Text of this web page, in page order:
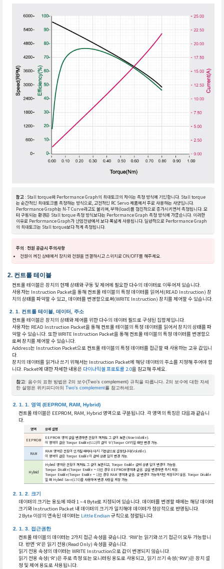
참고 : Stall torque와 Performance Graph의 최대토크의 차이는 측정 방식에 기인합니다. Stall torque
는 순간적인 최대토크를 측정하는 방식으로, 고전적인 RC Servo 제품에서 주로 사용하는 사양입니다.
Performance Graph는 N-T Curve라고도 불리며, 부하(load)를 점진적으로 증가시키면서 측정됩니다. 모
터 구동되는 환경은 Stall torque 측정 방식보다는 Performance Graph 측정 방식에 가깝습니다. 이러한
이유로 Performance Graph가 산업전반에서 보다 폭넓게 사용됩니다. 일반적으로 Performance Graph
의 최대토크는 Stall torque보다 적게 측정됩니다.
주의 :전원 공급시 주의사항
전원이 꺼진 상태에서 장치와 전원을 연결하시고 스위치로 ON/OFF를 해주세요.
컨트롤 테이블
컨트롤 테이블은 장치의 현재 상태와 구동 및 제어에 필요한 다수의 데이터로 이루어져 있습니다.
사용자는 Instruction Packet을 통해 컨트롤 테이블의 특정 데이터를 읽어서(READ Instruction) 장
치의 상태를 파악할 수 있고, 데이터를 변경함으로써(WRITE Instruction) 장치를 제어할 수 있습니다.
컨트롤 테이블, 데이터, 주소
컨트롤 테이블은 장치의 상태와 제어를 위한 다수의 데이터 필드로 구성된 집합체입니다.
사용자는 READ Instruction Packet을 통해 컨트롤 테이블의 특정 데이터를 읽어서 장치의 상태를 파
악할 수 있습니다. 또한 WRITE Instruction Packet을 통해 컨트롤 테이블의 특정 데이터를 변경함으
로써 장치를 제어할 수 있습니다.
Address는 Instruction Packet으로 컨트롤 테이블의 특정 데이터를 접근할 때 사용하는 고유 값입니
다.
장치의 데이터를 읽거나 쓰기 위해서는 Instruction Packet에 해당 데이터의 주소를 지정해 주어야 합
니다. Packet에 대한 자세한 내용은 다이나믹셀 프로토콜 2.0을 참고해 주세요.
참고: 음수의 표현 방법은 2의 보수(Two’s complement) 규칙을 따릅니다. 2의 보수에 대한 자세
한 설명은 위키피디아의 Two’s complement를 참고하세요.
영역 (EEPROM, RAM, Hybrid)
컨트롤 테이블은 EEPROM, RAM, Hybrid 영역으로 구분됩니다. 각 영역의 특징은 다음과 같습니
다.
영역 상세 설명
EEPROM
EEPROM 영역 값을 변경하면 전원이 꺼져도 그 값이 보존 (Non-Volatile).
이 영역의 값은 Torque Enable(512)의 값이 ‘0’(Torque OFF)일 때만 변경 가능.
RAM
RAM 영역은 전원이 인가될 때마다 다시 기본값으로 설정됩니다(Volatile).
이 영역의 값은 Torque Enable의 값에 상관 없이 변경 가능.
Hybrid
Hybrid 영역은 전원이 꺼져도 그 값이 보존되고, Torque Enable 값에 상관 없이 변경이 가능함.
Torque Disable(Torque Enable = 0)인 경우 EEPROM영역과 같음. 값을 변경하면 즉시 저장.
Torque Enable(Torque Enable = 1)인 경우 RAM 영역과 같음. 값 변경이 가능하지만 저장되지 않음. Torque Disable
일 때 Hybrid Save(170)를 사용하여 변경 사항을 저장 가능.
크기
데이터의 크기는 용도에 따라 1 ~ 4 Byte로 지정되어 있습니다. 데이터를 변경할 때에는 해당 데이터
크기와 Instruction Packet 내 데이터의 크기가 일치해야 데이터가 정상적으로 반영됩니다.
2 Byte 이상의 연속된 데이터는 Little Endian 규칙으로 정렬됩니다.
접근권한
컨트롤 테이블의 데이터는 2가지 접근 속성을 갖습니다. ‘RW’는 읽기와 쓰기 접근이 모두 가능합니
다. 반면 ‘R’은 읽기 전용(Read Only) 속성을 갖습니다.
읽기 전용 속성의 데이터는 WRITE Instruction으로 값이 변경되지 않습니다.
읽기 전용 속성(‘R’)은 주로 측정 또는 모니터링 용도로 사용되고, 읽기 쓰기 속성(‘RW’)은 장치 설
정 및 제어 용도로 사용됩니다.